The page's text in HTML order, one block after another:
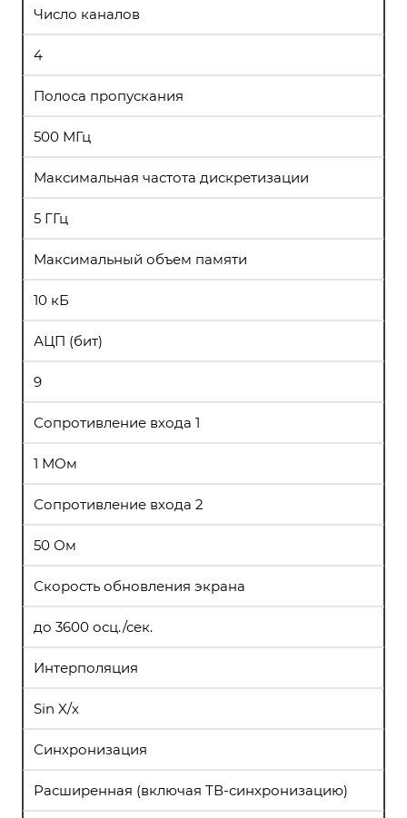
Число каналов
4
Полоса пропускания
500 МГц
Максимальная частота дискретизации
5 ГГц
Максимальный объем памяти
10 кБ
АЦП (бит)
9
Сопротивление входа 1
1 МОм
Сопротивление входа 2
50 Ом
Скорость обновления экрана
до 3600 осц./сек.
Интерполяция
Sin X/х
Синхронизация
Расширенная (включая ТВ-синхронизацию)